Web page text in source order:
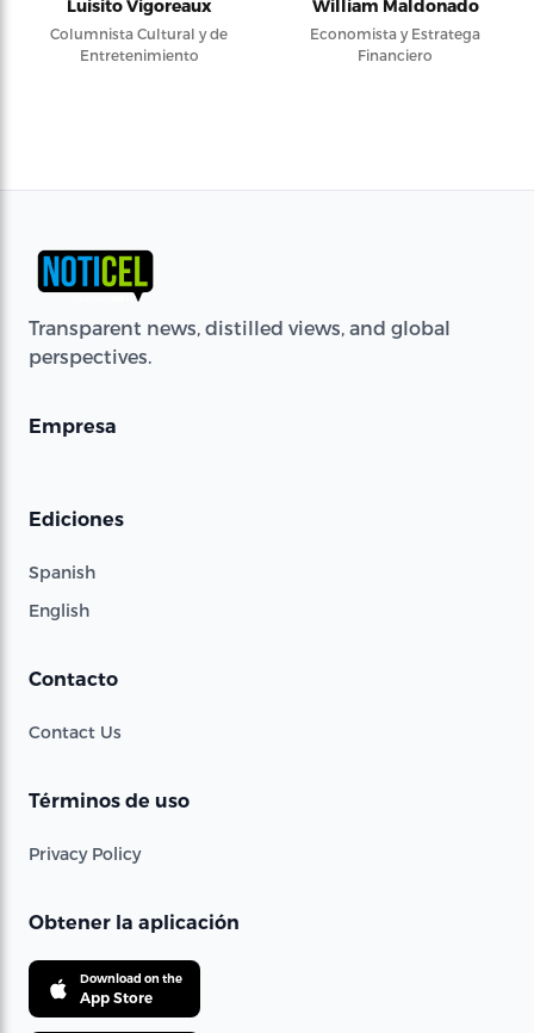
Luisito Vigoreaux
Columnista Cultural y de
Entretenimiento
William Maldonado
Economista y Estratega
Financiero
Transparent news, distilled views, and global
perspectives.
Empresa
Ediciones
Spanish
English
Contacto
Contact Us
Términos de uso
Privacy Policy
Obtener la aplicación
Download on the
App Store